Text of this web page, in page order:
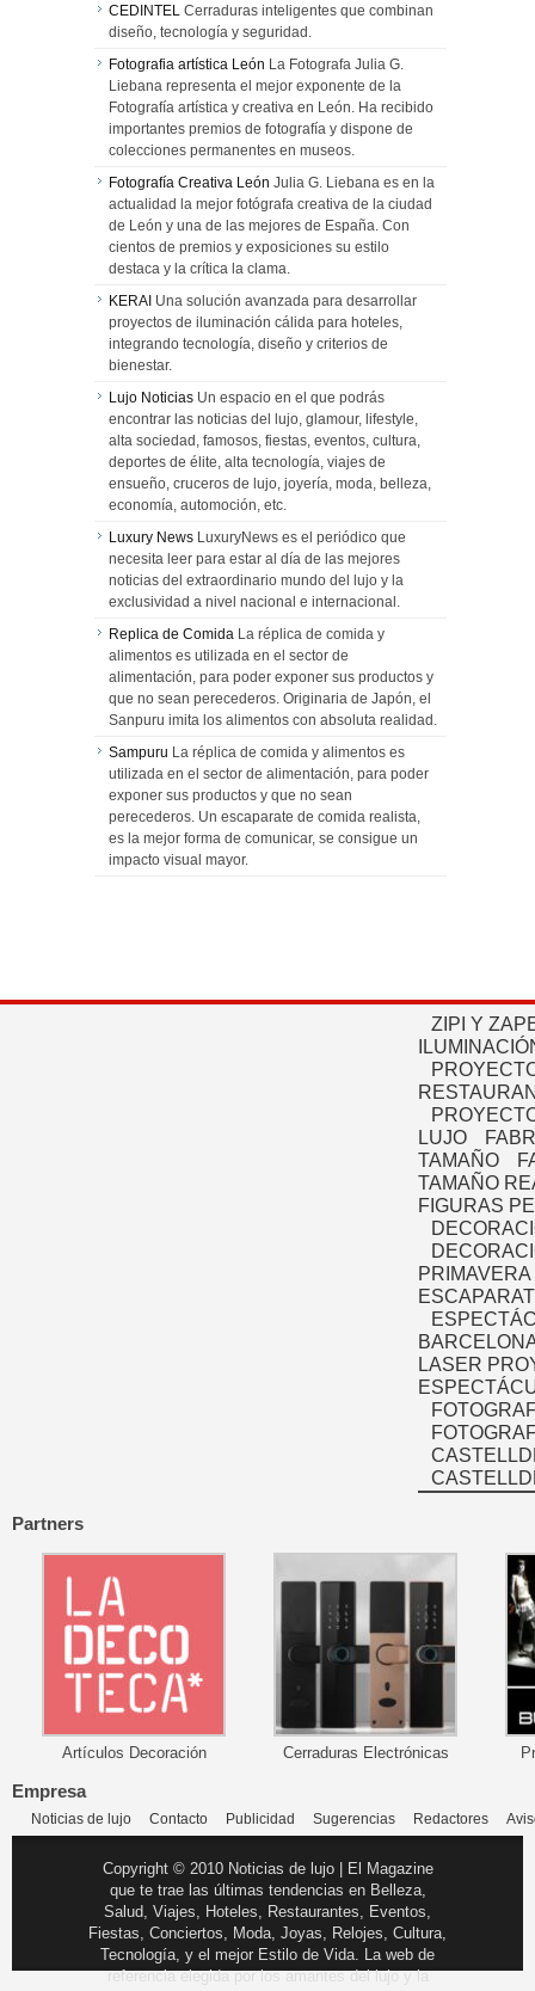
CEDINTEL Cerraduras inteligentes que combinan
diseño, tecnología y seguridad.
Fotografia artística León La Fotografa Julia G.
Liebana representa el mejor exponente de la
Fotografía artística y creativa en León. Ha recibido
importantes premios de fotografía y dispone de
colecciones permanentes en museos.
Fotografía Creativa León Julia G. Liebana es en la
actualidad la mejor fotógrafa creativa de la ciudad
de León y una de las mejores de España. Con
cientos de premios y exposiciones su estilo
destaca y la crítica la clama.
KERAI Una solución avanzada para desarrollar
proyectos de iluminación cálida para hoteles,
integrando tecnología, diseño y criterios de
bienestar.
Lujo Noticias Un espacio en el que podrás
encontrar las noticias del lujo, glamour, lifestyle,
alta sociedad, famosos, fiestas, eventos, cultura,
deportes de élite, alta tecnología, viajes de
ensueño, cruceros de lujo, joyería, moda, belleza,
economía, automoción, etc.
Luxury News LuxuryNews es el periódico que
necesita leer para estar al día de las mejores
noticias del extraordinario mundo del lujo y la
exclusividad a nivel nacional e internacional.
Replica de Comida La réplica de comida y
alimentos es utilizada en el sector de
alimentación, para poder exponer sus productos y
que no sean perecederos. Originaria de Japón, el
Sanpuru imita los alimentos con absoluta realidad.
Sampuru La réplica de comida y alimentos es
utilizada en el sector de alimentación, para poder
exponer sus productos y que no sean
perecederos. Un escaparate de comida realista,
es la mejor forma de comunicar, se consigue un
impacto visual mayor.
ZIPI Y
LUJO
TAMAÑO
TAMAÑO
FIGURAS
PRIMAVERA
LASER
Partners
Artículos Decoración Cerraduras Electrónicas
Empresa
Noticias de lujo Contacto Publicidad Sugerencias Redactores
Copyright © 2010 Noticias de lujo | El Magazine
que te trae las últimas tendencias en Belleza,
Salud, Viajes, Hoteles, Restaurantes, Eventos,
Fiestas, Conciertos, Moda, Joyas, Relojes, Cultura,
Tecnología, y el mejor Estilo de Vida. La web de
referencia elegida por los amantes del lujo y la